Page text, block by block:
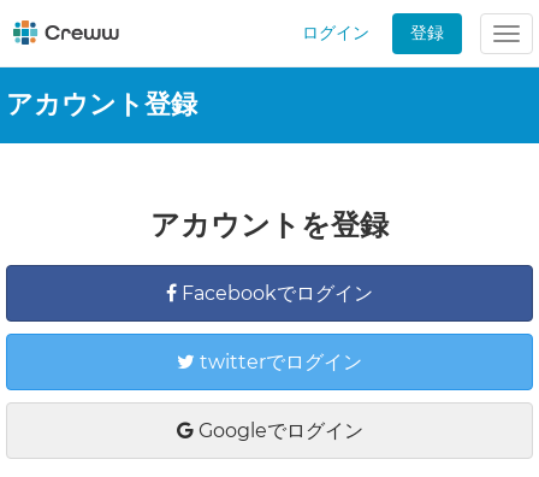
ログイン 登録
アカウント登録
アカウントを登録
Facebookでログイン
twitterでログイン
Googleでログイン